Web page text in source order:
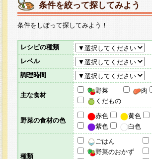
条件を絞って探してみよう
条件をしぼって探してみよう！
レシピの種類
レベル
調理時間
主な食材
野菜 肉
くだもの
野菜の食材の色
赤色 黄色
紫色
白色
種類
ごはん
野菜のおかず